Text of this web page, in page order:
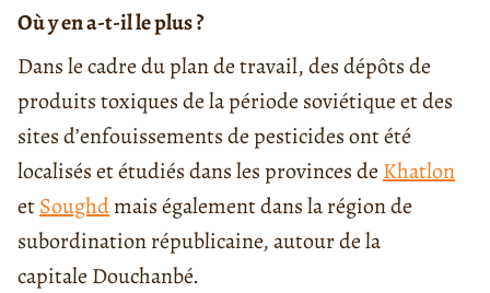
Où y en a-t-il le plus ?
Dans le cadre du plan de travail, des dépôts de
produits toxiques de la période soviétique et des
sites d’enfouissements de pesticides ont été
localisés et étudiés dans les provinces de Khatlon
etSoughdmais également dans la région de
subordination républicaine, autour de la
capitale Douchanbé.